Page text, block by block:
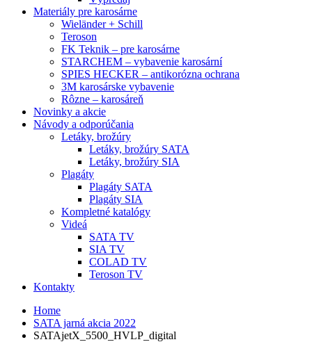
Materiály pre karosárne
Wieländer + Schill
Teroson
FK Teknik – pre karosárne
STARCHEM – vybavenie karosární
SPIES HECKER – antikorózna ochrana
3M karosárske vybavenie
Rôzne – karosáreň
Novinky a akcie
Návody a odporúčania
Letáky, brožúry
Letáky, brožúry SATA
Letáky, brožúry SIA
Plagáty
Plagáty SATA
Plagáty SIA
Kompletné katalógy
Videá
SATA TV
SIA TV
COLAD TV
Teroson TV
Kontakty
Home
SATA jarná akcia 2022
SATAjetX_5500_HVLP_digital